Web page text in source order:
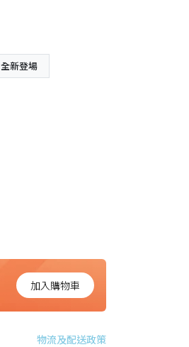
全新登場
加入購物車
物流及配送政策